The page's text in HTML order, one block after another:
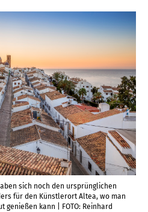
sich noch den ursprünglichen
für den Künstlerort Altea, wo man
genießen kann | FOTO: Reinhard